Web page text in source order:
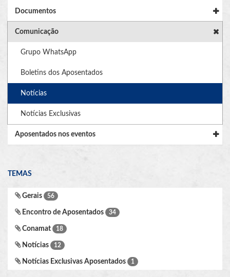
Documentos
Comunicação
Grupo WhatsApp
Boletins dos Aposentados
Notícias
Notícias Exclusivas
Aposentados nos eventos
TEMAS
Gerais 56
Encontro de Aposentados 34
Conamat 18
Notícias 12
Notícias Exclusivas Aposentados 1